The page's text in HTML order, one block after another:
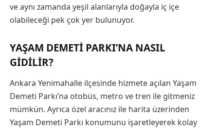
ve aynı zamanda yeşil alanlarıyla doğayla iç içe
olabileceği pek çok yer bulunuyor.
YAŞAM DEMETI PARKI’NA NASIL
GIDILIR?
Ankara Yenimahalle ilçesinde hizmete açılan Yaşam
Demeti Parkı’na otobüs, metro ve tren ile gitmeniz
mümkün. Ayrıca özel aracınız ile harita üzerinden
Yaşam Demeti Parkı konumunu işaretleyerek kolay